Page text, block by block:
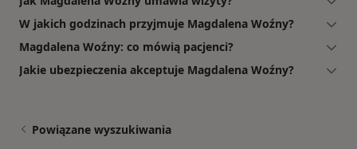
W jakich godzinach przyjmuje Magdalena Woźny?
Magdalena Woźny: co mówią pacjenci?
Jakie ubezpieczenia akceptuje Magdalena Woźny?
Powiązane wyszukiwania